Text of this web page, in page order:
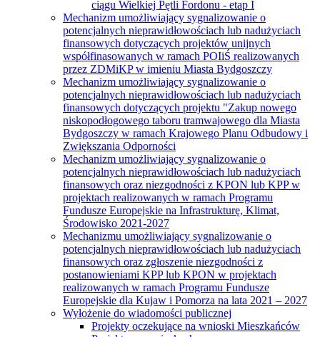
ciągu Wielkiej Pętli Fordonu - etap I
Mechanizm umożliwiający sygnalizowanie o
potencjalnych nieprawidłowościach lub nadużyciach
finansowych dotyczących projektów unijnych
współfinasowanych w ramach POIiŚ realizowanych
przez ZDMiKP w imieniu Miasta Bydgoszczy
Mechanizm umożliwiający sygnalizowanie o
potencjalnych nieprawidłowościach lub nadużyciach
finansowych dotyczących projektu "Zakup nowego
niskopodłogowego taboru tramwajowego dla Miasta
Bydgoszczy w ramach Krajowego Planu Odbudowy i
Zwiększania Odporności
Mechanizm umożliwiający sygnalizowanie o
potencjalnych nieprawidłowościach lub nadużyciach
finansowych oraz niezgodności z KPON lub KPP w
projektach realizowanych w ramach Programu
Fundusze Europejskie na Infrastrukturę, Klimat,
Środowisko 2021-2027
Mechanizmu umożliwiający sygnalizowanie o
potencjalnych nieprawidłowościach lub nadużyciach
finansowych oraz zgłoszenie niezgodności z
postanowieniami KPP lub KPON w projektach
realizowanych w ramach Programu Fundusze
Europejskie dla Kujaw i Pomorza na lata 2021 – 2027
Wyłożenie do wiadomości publicznej
Projekty oczekujące na wnioski Mieszkańców